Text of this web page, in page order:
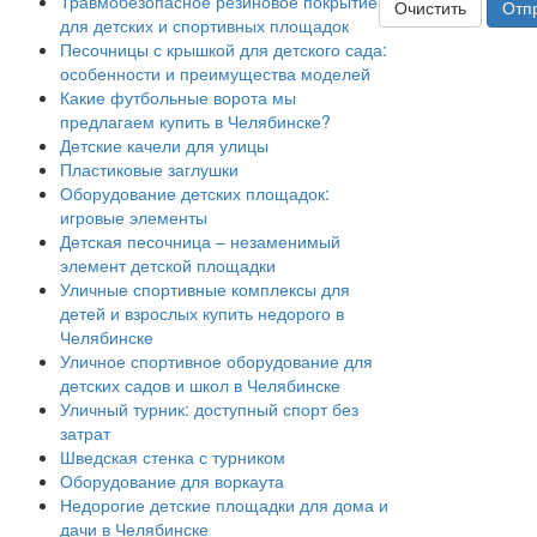
для детских и спортивных площадок
Песочницы с крышкой для детского сада:
особенности и преимущества моделей
Какие футбольные ворота мы
предлагаем купить в Челябинске?
Детские качели для улицы
Пластиковые заглушки
Оборудование детских площадок:
игровые элементы
Детская песочница – незаменимый
элемент детской площадки
Уличные спортивные комплексы для
детей и взрослых купить недорого в
Челябинске
Уличное спортивное оборудование для
детских садов и школ в Челябинске
Уличный турник: доступный спорт без
затрат
Шведская стенка с турником
Оборудование для воркаута
Недорогие детские площадки для дома и
дачи в Челябинске
Очистить